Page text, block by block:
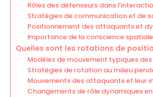
Rôles des défenseurs dans
Stratégies de communication et de
Positionnement des attaquants et
Importance de la conscience
Quelles sont les rotations de
Modèles de mouvement typiques
Stratégies de rotation au milieu
Mouvements des attaquants et leur
Changements de rôle dynamiques